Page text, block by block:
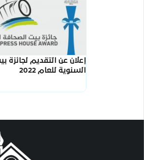
إعلان عن التقديم لجائزة
السنوية للعام 2022